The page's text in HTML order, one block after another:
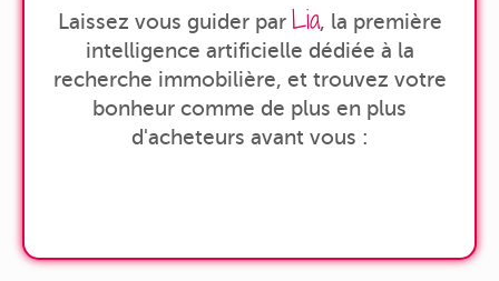
Laissez vous guider par Lia, la première
intelligence artificielle dédiée à la
recherche immobilière, et trouvez votre
bonheur comme de plus en plus
d'acheteurs avant vous :